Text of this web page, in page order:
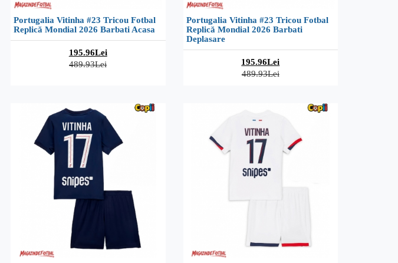
Portugalia Vitinha #23 Tricou Fotbal
Replică Mondial 2026 Barbati Acasa
195.96Lei
489.93Lei
Portugalia Vitinha #23 Tricou Fotbal
Replică Mondial 2026 Barbati
Deplasare
195.96Lei
489.93Lei